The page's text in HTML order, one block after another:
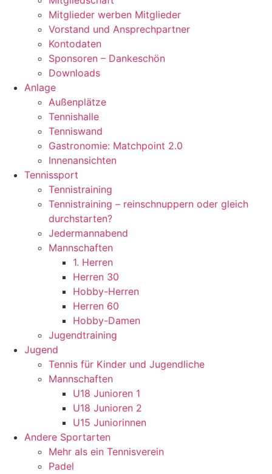
Mitglieder werben Mitglieder
Vorstand und Ansprechpartner
Kontodaten
Sponsoren – Dankeschön
Downloads
Anlage
Außenplätze
Tennishalle
Tenniswand
Gastronomie: Matchpoint 2.0
Innenansichten
Tennissport
Tennistraining
Tennistraining – reinschnuppern oder gleich
durchstarten?
Jedermannabend
Mannschaften
1. Herren
Herren 30
Hobby-Herren
Herren 60
Hobby-Damen
Jugendtraining
Jugend
Tennis für Kinder und Jugendliche
Mannschaften
U18 Junioren 1
U18 Junioren 2
U15 Juniorinnen
Andere Sportarten
Mehr als ein Tennisverein
Padel